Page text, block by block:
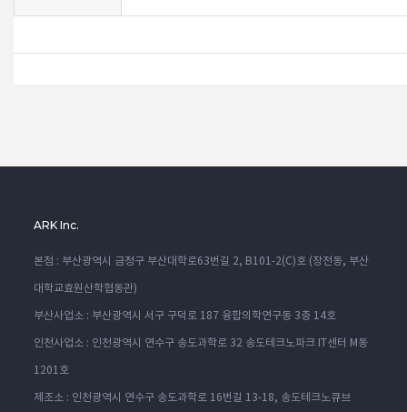
ARK Inc.
본점 : 부산광역시 금정구 부산대학로63번길 2, B101-2(C)호 (장전동, 부산
대학교효원산학협동관)
부산사업소 : 부산광역시 서구 구덕로 187 융합의학연구동 3층 14호
인천사업소 : 인천광역시 연수구 송도과학로 32 송도테크노파크 IT센터 M동
1201호
제조소 : 인천광역시 연수구 송도과학로 16번길 13-18, 송도테크노큐브